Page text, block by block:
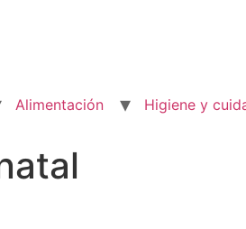
Alimentación Higiene y